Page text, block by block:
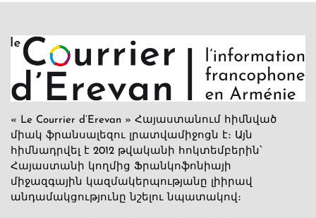
« Le Courrier d’Erevan » Հայաստանում հիմնված
միակ ֆրանսալեզու լրատվամիջոցն է։ Այն
հիմնադրվել է 2012 թվականի հոկտեմբերին՝
Հայաստանի կողմից Ֆրանկոֆոնիայի
միջազգային կազմակերպությանը լիիրավ
անդամակցությունը նշելու նպատակով։